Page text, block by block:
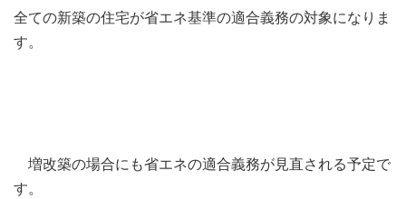
全ての新築の住宅が省エネ基準の適合義務の対象になりま
す。
増改築の場合にも省エネの適合義務が見直される予定で
す。